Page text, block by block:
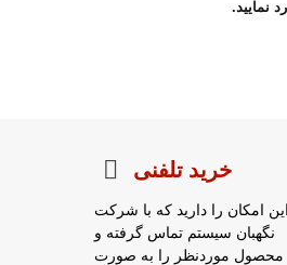
خرید تلفنی
امکان را دارید که با شرکت
نگهبان سیستم تماس گرفته و
محصول موردنظر را به صورت